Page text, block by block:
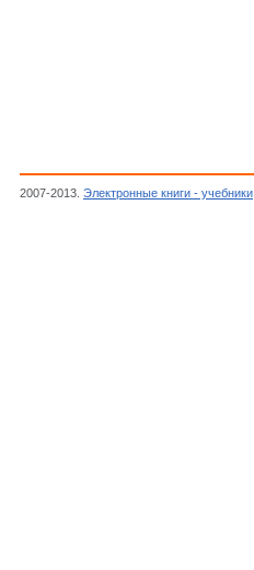
2007-2013. Электронные книги - учебники